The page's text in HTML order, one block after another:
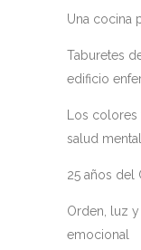
Una cocina
Taburetes
edificio
Los
salud mental
25 años del
Orden, luz
emocional